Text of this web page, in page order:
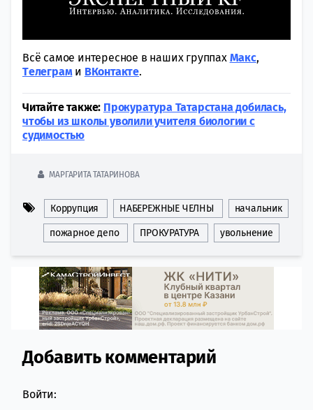
Всё самое интересное в наших группах Макс,
Tелеграми ВКонтакте.
Читайте также: Прокуратура Татарстана добилась,
чтобы из школы уволили учителя биологии с
судимостью
МАРГАРИТА ТАТАРИНОВА
Коррупция НАБЕРЕЖНЫЕ ЧЕЛНЫ начальник
пожарное депо ПРОКУРАТУРА увольнение
Comment section
Добавить комментарий
Войти: